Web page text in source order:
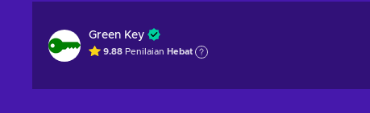
Green Key
9.88 Penilaian Hebat